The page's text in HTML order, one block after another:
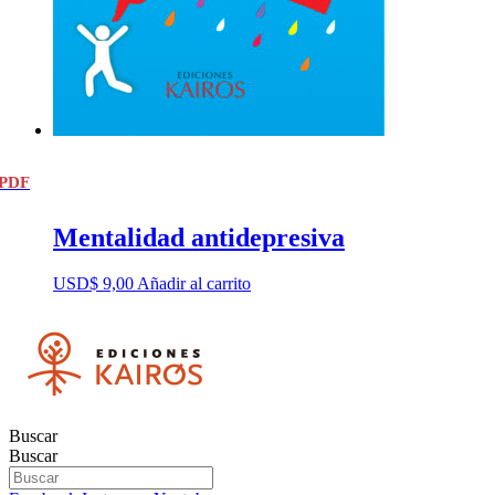
Mentalidad antidepresiva
USD$ 9,00Añadir al carrito
Buscar
Buscar